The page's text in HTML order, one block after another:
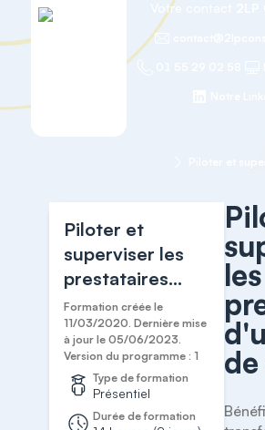
Votre contact
Piloter et
superviser les
prestataires
d'un centre de
contacts
Formation créée le
11/03/2020. Dernière mise
à jour le 05/06/2023.
Version du programme : 1
Type de formation
Présentiel
Durée de formation
les